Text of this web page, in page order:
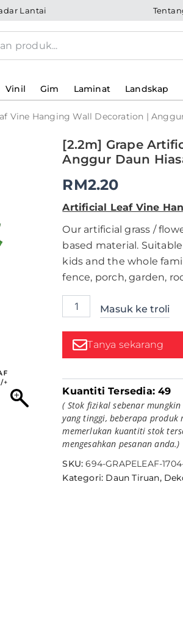
Lantai
Vinil Gim Laminat Landskap
Vine Hanging Wall Decoration |
[2.2m] Grape
Anggur Daun
RM2.20
Artificial Leaf Vine
Our artificial grass /
based material.
kids and the whole
fence, porch, garden,
[2.2m]
Grape
Artificial
Leaf
Vine
Hanging
Decoration
|
Daun
Hiasan
quantity
Masuk ke troli
Tanya sekarang
Kuantiti Tersedia:49
( Stok fizikal sebenar
yang tinggi, beberapa produk
memerlukan kuantiti stok
mengesahkan pesanan anda.)
SKU:694-GRAPELEAF-
Kategori: Daun Tiruan,